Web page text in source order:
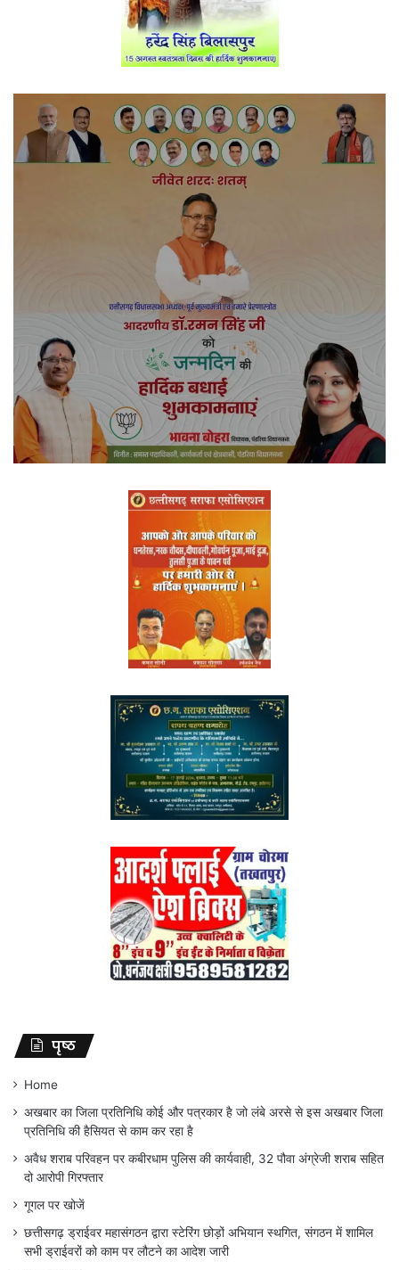
पृष्ठ
Home
अखबार का जिला प्रतिनिधि कोई और पत्रकार है जो लंबे अरसे से इस अखबार जिला
प्रतिनिधि की हैसियत से काम कर रहा है
अवैध शराब परिवहन पर कबीरधाम पुलिस की कार्यवाही, 32 पौवा अंग्रेजी शराब सहित
दो आरोपी गिरफ्तार
गूगल पर खोजें
छत्तीसगढ़ ड्राईवर महासंगठन द्वारा स्टेरिंग छोड़ों अभियान स्थगित, संगठन में शामिल
सभी ड्राईवरों को काम पर लौटने का आदेश जारी